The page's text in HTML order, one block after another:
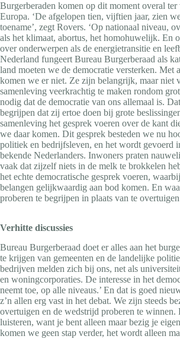
Burgerberaden komen op dit moment overal
Europa. ‘De afgelopen tien, vijftien jaar, zien
toename’, zegt Rovers. ‘Op nationaal niveau,
als het klimaat, abortus, het homohuwelijk. En
over onderwerpen als de energietransitie en
Nederland fungeert Bureau Burgerberaad als
land moeten we de democratie versterken. Met
komen we er niet. Ze zijn belangrijk, maar niet
samenleving veerkrachtig te maken rondom
nodig dat de democratie van ons allemaal is.
begrijpen dat zij ertoe doen bij grote
samenleving het gesprek voeren over de kant
we daar komen. Dit gesprek besteden we nu
politiek en bedrijfsleven, en het wordt gevoerd
bekende Nederlanders. Inwoners praten
vaak dat zijzelf niets in de melk te brokkelen
het echte democratische gesprek voeren,
belangen gelijkwaardig aan bod komen. En
proberen te begrijpen in plaats van te
Verhitte discussies
Bureau Burgerberaad doet er alles aan het
te krijgen van gemeenten en de landelijke
bedrijven melden zich bij ons, net als
en woningcorporaties. De interesse in het
neemt toe, op alle niveaus.’ En dat is goed
z’n allen erg vast in het debat. We zijn steeds
overtuigen en de wedstrijd proberen te winnen.
luisteren, want je bent alleen maar bezig je
komen we geen stap verder, het wordt alleen